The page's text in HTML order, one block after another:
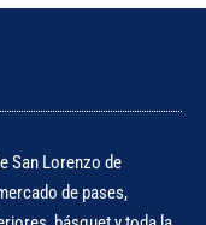
San Lorenzo de
de pases,